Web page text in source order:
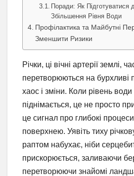
Поради: Як Підготуватися
Збільшення Рівня Води
Профілактика та Майбутні
Зменшити Ризики
Річки, ці вічні артерії землі,
перетворюються на бурхливі
хаос і зміни. Коли рівень води
піднімається, це не просто
це сигнал про глибокі
поверхнею. Уявіть тиху
раптом набухає, ніби
прискорюється, заливаючи
перетворюючи знайомі